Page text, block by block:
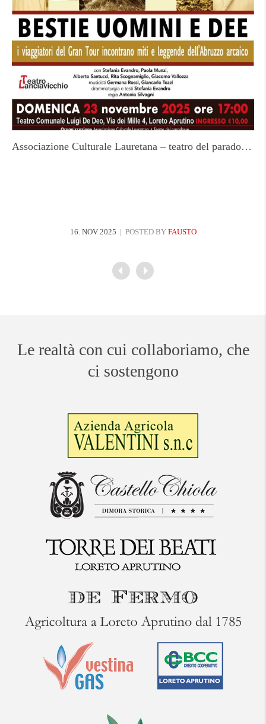
Associazione Culturale Lauretana – teatro del paradosso – 23 novembre
16. NOV 2025 POSTED BY FAUSTO
Le realtà con cui collaboriamo, che
ci sostengono